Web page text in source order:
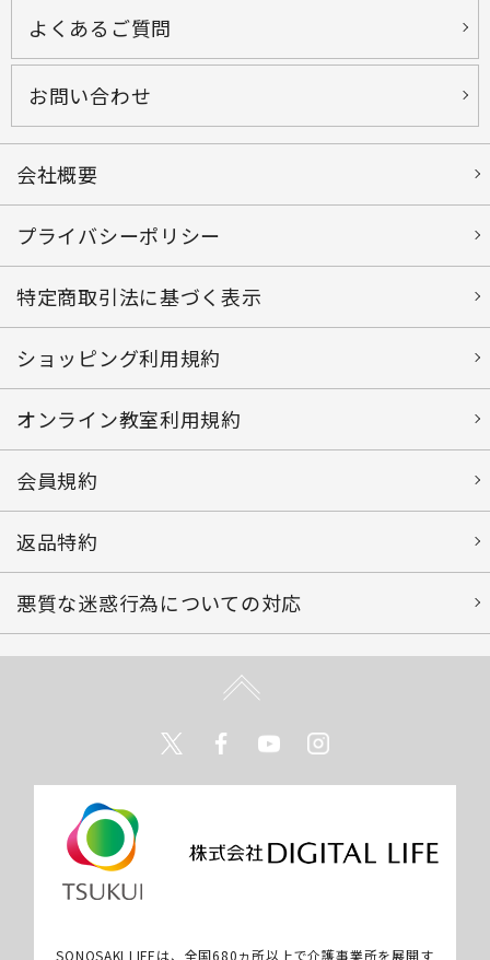
よくあるご質問
お問い合わせ
会社概要
プライバシーポリシー
特定商取引法に基づく表示
ショッピング利用規約
オンライン教室利用規約
会員規約
返品特約
悪質な迷惑行為についての対応
TwitterFacebookYoutube
SONOSAKI LIFEは、全国680ヵ所以上で介護事業所を展開す